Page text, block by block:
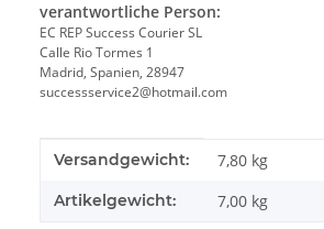
verantwortliche Person:
EC REP Success Courier SL
Calle Rio Tormes 1
Madrid, Spanien, 28947
successservice2@hotmail.com
Produkteigenschaft
Wert
Versandgewicht: 7,80 kg
Artikelgewicht: 7,00 kg